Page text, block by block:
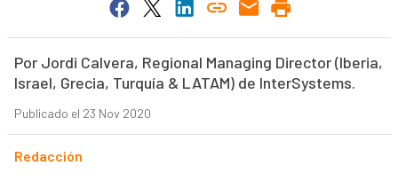
Por Jordi Calvera, Regional Managing Director (Iberia,
Israel, Grecia, Turquía & LATAM) de InterSystems.
Publicado el 23 Nov 2020
Redacción